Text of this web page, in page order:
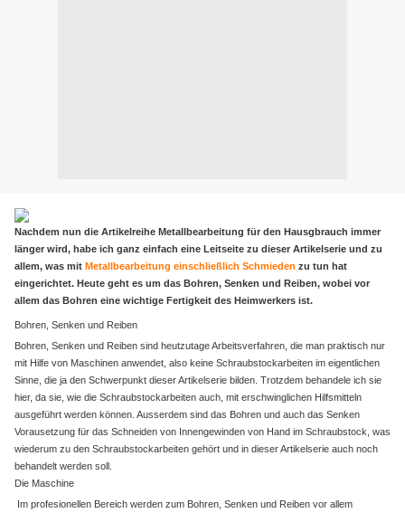
Nachdem nun die Artikelreihe Metallbearbeitung für den Hausgbrauch immer
länger wird, habe ich ganz einfach eine Leitseite zu dieser Artikelserie und zu
allem, was mit Metallbearbeitung einschließlich Schmieden zu tun hat
eingerichtet. Heute geht es um das Bohren, Senken und Reiben, wobei vor
allem das Bohren eine wichtige Fertigkeit des Heimwerkers ist.
Bohren, Senken und Reiben
Bohren, Senken und Reiben sind heutzutage Arbeitsverfahren, die man praktisch nur
mit Hilfe von Maschinen anwendet, also keine Schraubstockarbeiten im eigentlichen
Sinne, die ja den Schwerpunkt dieser Artikelserie bilden. Trotzdem behandele ich sie
hier, da sie, wie die Schraubstockarbeiten auch, mit erschwinglichen Hilfsmitteln
ausgeführt werden können. Ausserdem sind das Bohren und auch das Senken
Vorausetzung für das Schneiden von Innengewinden von Hand im Schraubstock, was
wiederum zu den Schraubstockarbeiten gehört und in dieser Artikelserie auch noch
behandelt werden soll.
Die Maschine
Im profesionellen Bereich werden zum Bohren, Senken und Reiben vor allem